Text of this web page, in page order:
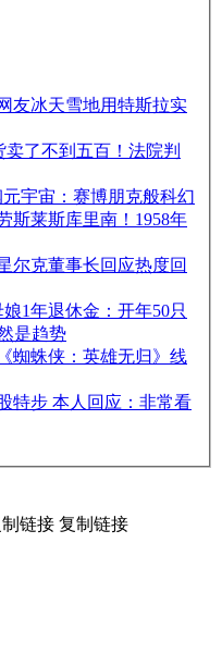
友冰天雪地用特斯拉实
卖了不到五百！法院判
宇宙：赛博朋克般科幻
斯莱斯库里南！1958年
尔克董事长回应热度回
1年退休金：开年50只
是趋势
蜘蛛侠：英雄无归》线
特步 本人回应：非常看
链接 复制链接